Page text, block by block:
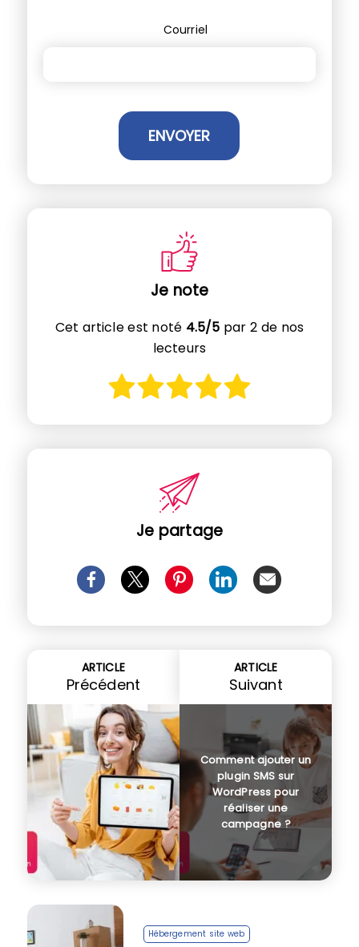
Courriel
Je note
Cet article est noté 4.5/5 par 2 de nos
lecteurs
Je partage
ARTICLE
Précédent
ARTICLE
Suivant
Comment ajouter un
plugin SMS sur
WordPress pour
réaliser une
campagne ?
Hébergement site web